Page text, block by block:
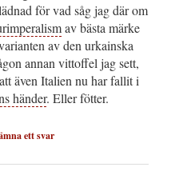
för vad såg jag där om
av bästa märke
av den urkainska
annan vittoffel jag sett,
även Italien nu har fallit i
händer. Eller fötter.
ett svar